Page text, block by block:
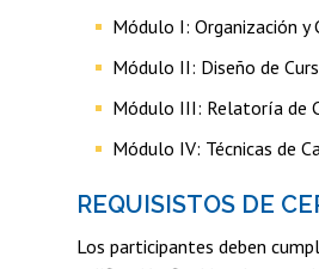
Módulo I: Organización y
Módulo II: Diseño de
Módulo III: Relatoría de
Módulo IV: Técnicas de
REQUISISTOS DE
Los participantes deben